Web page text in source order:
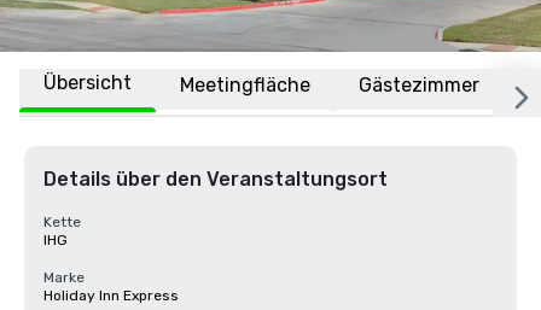
Übersicht Meetingfläche Gästezimmer
Details über den Veranstaltungsort
Kette
IHG
Marke
Holiday Inn Express